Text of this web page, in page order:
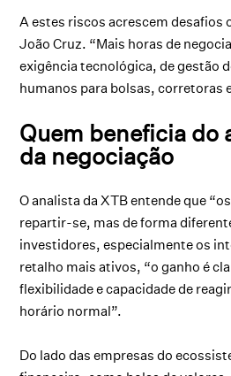
A estes riscos acrescem desafios
João Cruz. “Mais horas de
exigência tecnológica, de gestão
humanos para bolsas, corretoras
Quem beneficia do
da negociação
O analista da XTB entende que
repartir-se, mas de forma
investidores, especialmente os
retalho mais ativos, “o ganho é
flexibilidade e capacidade de
horário normal”.
Do lado das empresas do